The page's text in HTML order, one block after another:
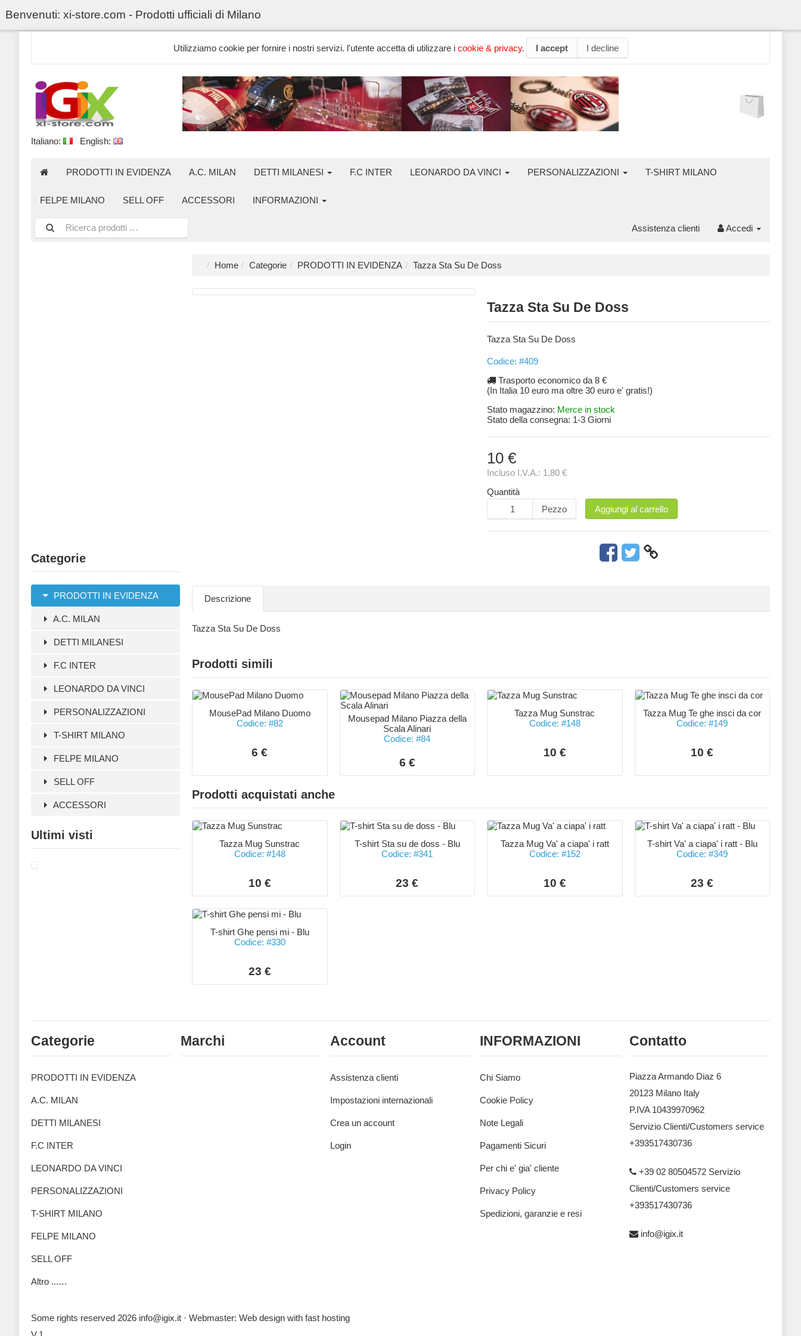
Benvenuti: xi-store.com - Prodotti ufficiali di Milano
Utilizziamo cookie per fornire i nostri servizi. l'utente accetta di utilizzare i cookie & privacy. I accept I decline
Italiano: English:
PRODOTTI IN EVIDENZA A.C. MILAN DETTI MILANESI F.C INTER LEONARDO DA VINCI PERSONALIZZAZIONI T-SHIRT MILANO
FELPE MILANO SELL OFF ACCESSORI INFORMAZIONI
Assistenza clienti Accedi
Categorie
PRODOTTI IN EVIDENZA
A.C. MILAN
DETTI MILANESI
F.C INTER
LEONARDO DA VINCI
PERSONALIZZAZIONI
T-SHIRT MILANO
FELPE MILANO
SELL OFF
ACCESSORI
Ultimi visti
Home Categorie PRODOTTI IN EVIDENZA Tazza Sta Su De Doss
Tazza Sta Su De Doss
Tazza Sta Su De Doss
Codice: #409
Trasporto economico da 8 €
(In Italia 10 euro ma oltre 30 euro e' gratis!)
Stato magazzino: Merce in stock
Stato della consegna: 1-3 Giorni
10 €
Incluso I.V.A.: 1,80 €
Quantità
Pezzo
Aggiungi al carrello
Descrizione
Tazza Sta Su De Doss
Prodotti simili
MousePad Milano Duomo
Codice: #82
6 €
Mousepad Milano Piazza della
Scala Alinari
Codice: #84
6 €
Tazza Mug Sunstrac
Codice: #148
10 €
Tazza Mug Te ghe insci da cor
Codice: #149
10 €
Prodotti acquistati anche
Tazza Mug Sunstrac
Codice: #148
10 €
T-shirt Sta su de doss - Blu
Codice: #341
23 €
Tazza Mug Va' a ciapa' i ratt
Codice: #152
10 €
T-shirt Va' a ciapa' i ratt - Blu
Codice: #349
23 €
T-shirt Ghe pensi mi - Blu
Codice: #330
23 €
Categorie
PRODOTTI IN EVIDENZA
A.C. MILAN
DETTI MILANESI
F.C INTER
LEONARDO DA VINCI
PERSONALIZZAZIONI
T-SHIRT MILANO
FELPE MILANO
SELL OFF
Altro ...…
Marchi Account
Assistenza clienti
Impostazioni internazionali
Crea un account
Login
INFORMAZIONI
Chi Siamo
Cookie Policy
Note Legali
Pagamenti Sicuri
Per chi e' gia' cliente
Privacy Policy
Spedizioni, garanzie e resi
Contatto
Piazza Armando Diaz 6
20123 Milano Italy
P.IVA 10439970962
Servizio Clienti/Customers service
+393517430736
+39 02 80504572 Servizio
Clienti/Customers service
+393517430736
info@igix.it
Some rights reserved 2026 info@igix.it · Webmaster: Web design with fast hosting